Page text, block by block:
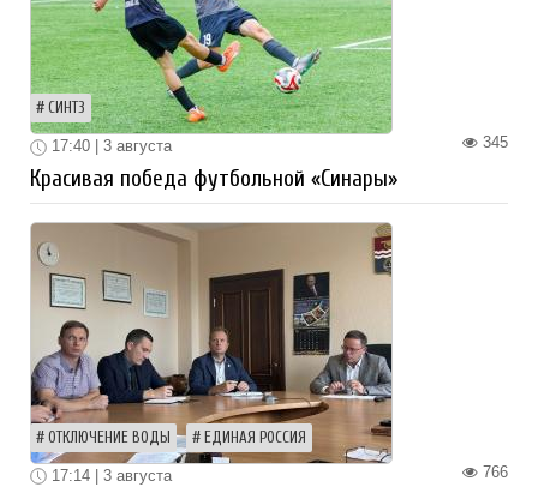
СИНТЗ
345
17:40 | 3 августа
Красивая победа футбольной «Синары»
ОТКЛЮЧЕНИЕ ВОДЫ ЕДИНАЯ РОССИЯ
766
17:14 | 3 августа